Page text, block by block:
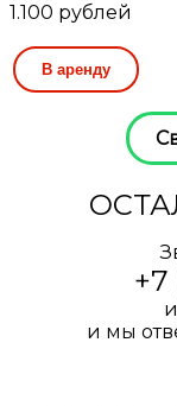
1.100 рублей
В аренду
+7
и мы